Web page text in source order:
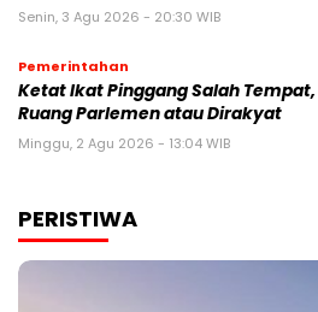
Senin, 3 Agu 2026 - 20:30 WIB
Pemerintahan
Ketat Ikat Pinggang Salah
Ruang Parlemen atau Dirakyat
Minggu, 2 Agu 2026 - 13:04 WIB
PERISTIWA